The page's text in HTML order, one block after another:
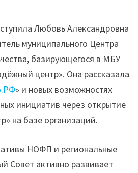
Любовь Александровна
муниципального Центра
базирующегося в МБУ
центр». Она рассказала
» и новых возможностях
инициатив через открытие
на базе организаций.
НОФП и региональные
Совет активно развивает